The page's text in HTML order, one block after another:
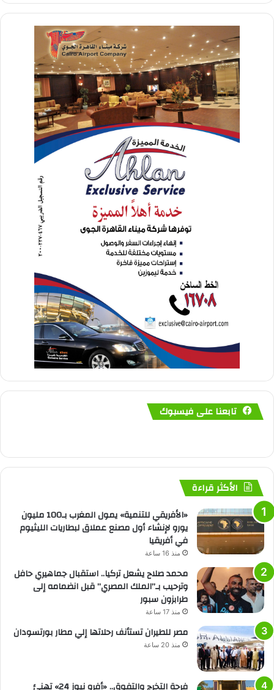
تابعنا على فيسبوك
الأكثر قراءة
«الأفريقي للتنمية» يمول المغرب بـ100 مليون
يورو لإنشاء أول مصنع عملاق لبطاريات الليثيوم
في أفريقيا
منذ 16 ساعة
محمد صلاح يشعل تركيا.. استقبال جماهيري حافل
وترحيب بـ”الملك المصري” قبل انضمامه إلى
طرابزون سبور
منذ 17 ساعة
مصر للطيران تستأنف رحلاتها إلي مطار بورتسودان
منذ 20 ساعة